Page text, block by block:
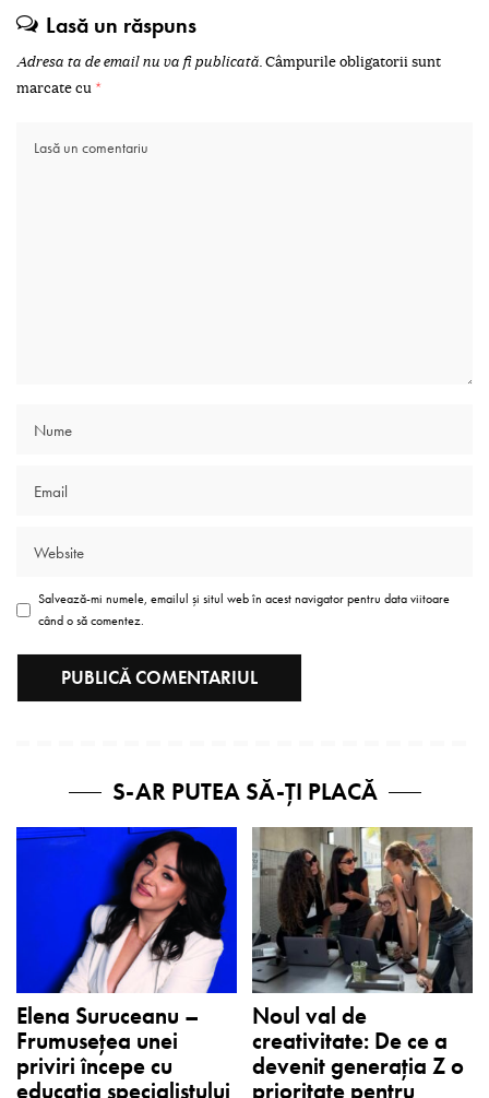
Lasă un răspuns
Adresa ta de email nu va fi publicată.Câmpurile obligatorii sunt
marcate cu *
Salvează-mi numele, emailul și situl web în acest navigator pentru data viitoare
când o să comentez.
S-AR PUTEA SĂ-ȚI PLACĂ
Elena Suruceanu –
Frumusețea unei
priviri începe cu
educația specialistului
Noul val de
creativitate: De ce a
devenit generația Z o
prioritate pentru